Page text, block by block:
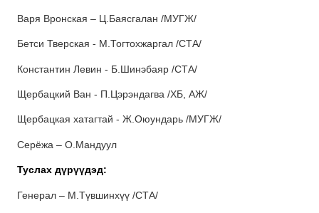
Варя Вронская – Ц.Баясгалан /МУГЖ/
Бетси Тверская - М.Тогтохжаргал /СТА/
Константин Левин - Б.Шинэбаяр /СТА/
Щербацкий Ван - П.Цэрэндагва /ХБ, АЖ/
Щербацкая хатагтай - Ж.Оюундарь /МУГЖ/
Серёжа – О.Мандуул
Туслах дүрүүдэд:
Генерал – М.Түвшинхүү /СТА/